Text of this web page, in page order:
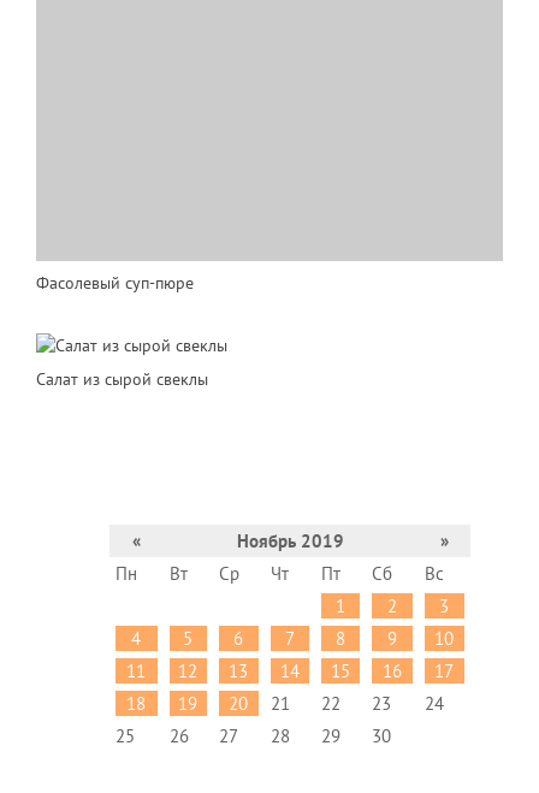
Фасолевый суп-пюре
Салат из сырой свеклы
« Ноябрь 2019
»
Пн
Вт Ср Чт Пт Сб
Вс
1
2
3
4
5 6 7 8 9
10
11
12 13 14 15 16
17
18
19 20 21 22 23
24
25
26 27 28 29 30